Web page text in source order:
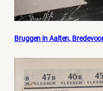
Bruggen in Aalten,